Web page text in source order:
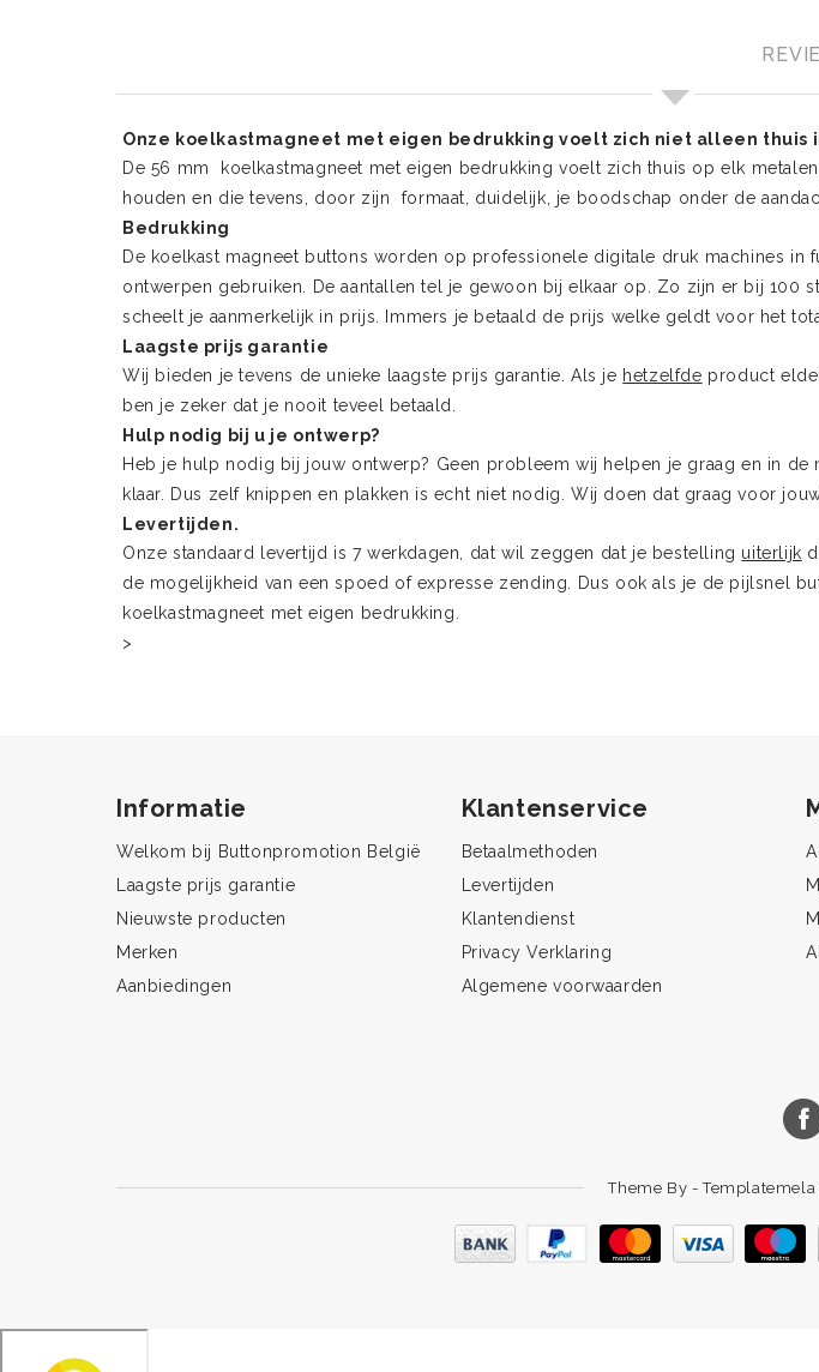
Onze koelkastmagneet met eigen bedrukking voelt zich niet alleen thuis
De 56 mm koelkastmagneet met eigen bedrukking voelt zich thuis op elk
houden en die tevens, door zijn formaat, duidelijk, je boodschap onder de
Bedrukking
De koelkast magneet buttons worden op professionele digitale druk machines
ontwerpen gebruiken. De aantallen tel je gewoon bij elkaar op. Zo zijn er bij 100
scheelt je aanmerkelijk in prijs. Immers je betaald de prijs welke geldt voor het
Laagste prijs garantie
Wij bieden je tevens de unieke laagste prijs garantie. Als je hetzelfde product
ben je zeker dat je nooit teveel betaald.
Hulp nodig bij u je ontwerp?
Heb je hulp nodig bij jouw ontwerp? Geen probleem wij helpen je graag en in
klaar. Dus zelf knippen en plakken is echt niet nodig. Wij doen dat graag voor
Levertijden.
Onze standaard levertijd is 7 werkdagen, dat wil zeggen dat je bestelling uiterlijk
de mogelijkheid van een spoed of expresse zending. Dus ook als je de pijlsnel
koelkastmagneet met eigen bedrukking.
>
Informatie
Welkom bij Buttonpromotion België
Laagste prijs garantie
Nieuwste producten
Merken
Aanbiedingen
Klantenservice
Betaalmethoden
Levertijden
Klantendienst
Privacy Verklaring
Algemene voorwaarden
Theme By -Templatemela